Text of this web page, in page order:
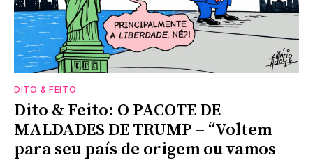
DITO & FEITO
Dito & Feito: O PACOTE DE
MALDADES DE TRUMP – “Voltem
para seu país de origem ou vamos